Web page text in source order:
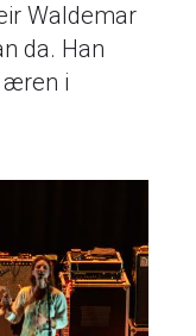
Waldemar
da. Han
æren i